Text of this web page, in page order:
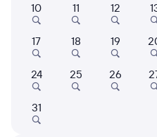
Куда
Когда
Кто едет
10 11 12
17 18 19
24 25 26
31